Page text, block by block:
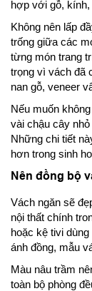
hợp với gỗ, kính,
Không nên lấp
trống giữa các
từng món trang
trọng vì vách đã
nan gỗ, veneer
Nếu muốn
vài chậu cây
Những chi tiết
hơn trong sinh
Nên đồng bộ
Vách ngăn sẽ
nội thất chính
hoặc kệ tivi
ánh đồng, mẫu
Màu nâu trầm
toàn bộ phòng